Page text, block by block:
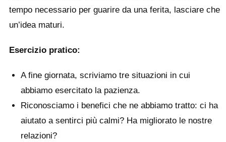
tempo necessario per guarire da una ferita, lasciare che
un’idea maturi.
Esercizio pratico:
A fine giornata, scriviamo tre situazioni in cui
abbiamo esercitato la pazienza.
Riconosciamo i benefici che ne abbiamo tratto: ci ha
aiutato a sentirci più calmi? Ha migliorato le nostre
relazioni?